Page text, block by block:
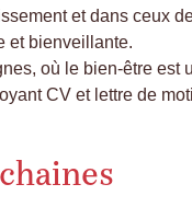
et dans ceux
et bienveillante.
où le bien-être est
CV et lettre de